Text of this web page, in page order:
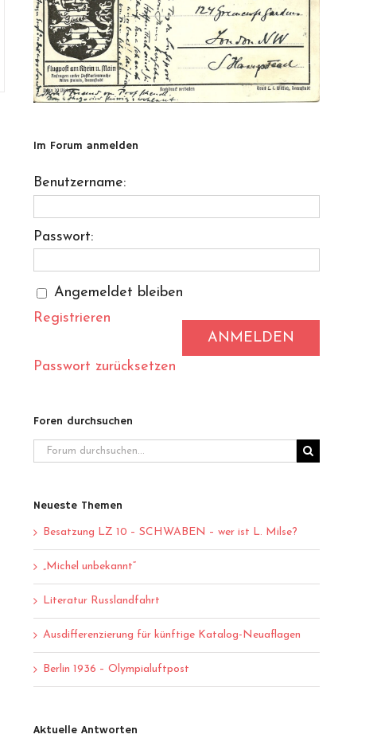
Im Forum anmelden
Benutzername:
Passwort:
Angemeldet bleiben
ANMELDEN
Registrieren
Passwort zurücksetzen
Foren durchsuchen
Neueste Themen
Besatzung LZ 10 – SCHWABEN – wer ist L. Milse?
„Michel unbekannt“
Literatur Russlandfahrt
Ausdifferenzierung für künftige Katalog-Neuaflagen
Berlin 1936 – Olympialuftpost
Aktuelle Antworten